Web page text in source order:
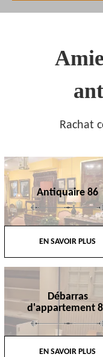
Rachat
Antiquaire 86
EN SAVOIR PLUS
Débarras
d'appartement
EN SAVOIR PLUS